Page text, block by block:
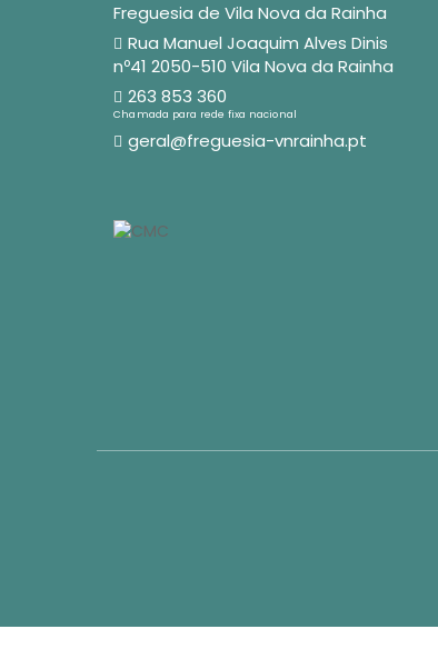
Freguesia de Vila Nova da Rainha
Rua Manuel Joaquim Alves Dinis
nº41 2050-510 Vila Nova da Rainha
263 853 360
Chamada para rede fixa nacional
geral@freguesia-vnrainha.pt